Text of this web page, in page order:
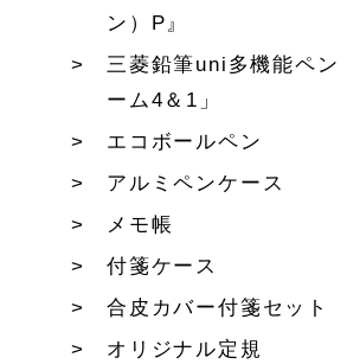
ン）P』
三菱鉛筆uni多機能ペン
ーム4＆1」
エコボールペン
アルミペンケース
メモ帳
付箋ケース
合皮カバー付箋セット
オリジナル定規